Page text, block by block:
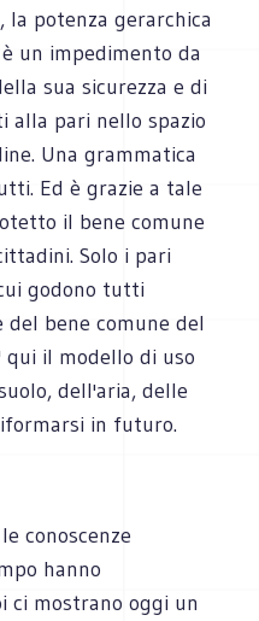
la potenza gerarchica
un impedimento da
sua sicurezza e di
alla pari nello spazio
Una grammatica
Ed è grazie a tale
il bene comune
Solo i pari
godono tutti
bene comune del
il modello di uso
dell'aria, delle
in futuro.
conoscenze
hanno
ci mostrano oggi un